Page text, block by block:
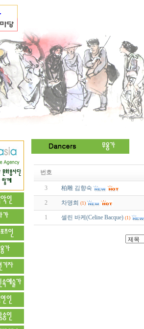
번호
3 柏雕 김향숙
2 차명희 (1)
1 셀린 바케(Celine Bacque) (1)